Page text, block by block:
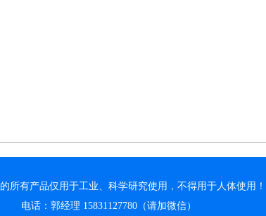
所有产品仅用于工业、科学研究使用，不得用于人体使用！
电话：郭经理 15831127780（请加微信）